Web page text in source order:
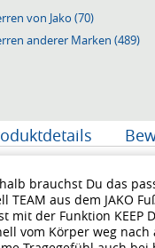
von Jako (70)
anderer Marken (489)
brauchst Du das
TEAM aus dem JAKO
mit der Funktion KEEP
vom Körper weg